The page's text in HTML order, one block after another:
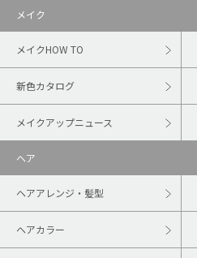
メイク
メイクHOW TO
新色カタログ
メイクアップニュース
ヘア
ヘアアレンジ・髪型
ヘアカラー